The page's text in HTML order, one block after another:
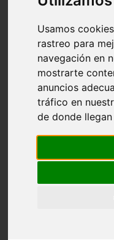
Usamos
rastreo para
navegación en
mostrarte
anuncios
tráfico en
de donde
Girona - blanes
Málaga - marbella
Asturias - gijón
Girona - figueres
Alicante - santa-pola
Almería - roquetas-
Girona - tossa-de-mar
Barcelona - sant-
Alicante - l39alfàs-
Barcelona -
Castellón - peñíscola
Illes-balears - sant-